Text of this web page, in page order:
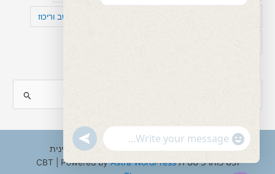
קומורבידיות להפרעת קשב וריכוז
a
c
Copyright © 2026 ענבל טננבאום - עו"ס קלינית
ופסיכותרפיסטית CBT | Powered byAstra WordPress
"+chaty_settings.lang.emoji_picker+"
WhatsApp
undefined